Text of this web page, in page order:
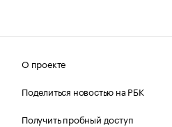
О проекте
Поделиться новостью на РБК
Получить пробный доступ